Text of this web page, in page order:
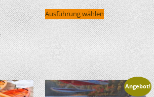
Ausführung wählen
Angebot!